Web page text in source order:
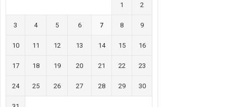
1 2
3 4 5 6 7 8 9
10 11 12 13 14 15 16
17 18 19 20 21 22 23
24 25 26 27 28 29 30